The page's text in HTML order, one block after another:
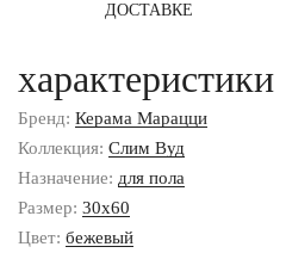
ДОСТАВКЕ
характеристики
Бренд: Керама Марацци
Коллекция: Слим Вуд
Назначение: для пола
Размер: 30x60
Цвет: бежевый